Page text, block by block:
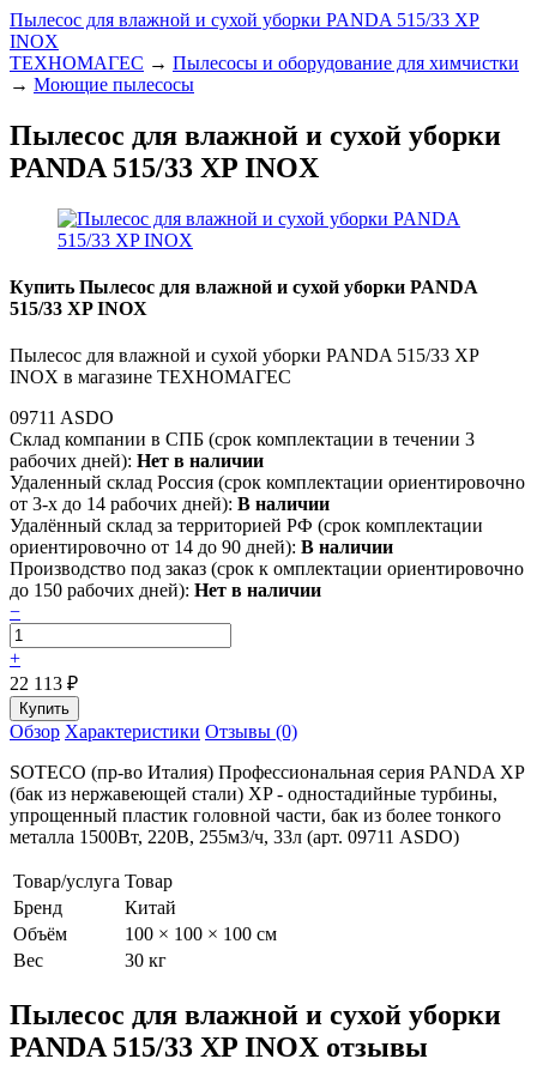
Пылесос для влажной и сухой уборки PANDA 515/33 XP
INOX
ТЕХНОМАГЕС → Пылесосы и оборудование для химчистки
→ Моющие пылесосы
Пылесос для влажной и сухой уборки
PANDA 515/33 XP INOX
Купить Пылесос для влажной и сухой уборки PANDA
515/33 XP INOX
Пылесос для влажной и сухой уборки PANDA 515/33 XP
INOX в магазине ТЕХНОМАГЕС
09711 ASDO
Склад компании в СПБ (срок комплектации в течении 3
рабочих дней): Нет в наличии
Удаленный склад Россия (срок комплектации ориентировочно
от 3-х до 14 рабочих дней): В наличии
Удалённый склад за территорией РФ (срок комплектации
ориентировочно от 14 до 90 дней): В наличии
Производство под заказ (срок к омплектации ориентировочно
до 150 рабочих дней): Нет в наличии
−
+
22 113 ₽
Обзор Характеристики Отзывы (0)
SOTECO (пр-во Италия) Профессиональная серия PANDA XP
(бак из нержавеющей стали) XP - одностадийные турбины,
упрощенный пластик головной части, бак из более тонкого
металла 1500Вт, 220В, 255м3/ч, 33л (арт. 09711 ASDO)
Товар/услуга Товар
Бренд
Китай
Объём
100 × 100 × 100 см
Вес
30 кг
Пылесос для влажной и сухой уборки
PANDA 515/33 XP INOX отзывы